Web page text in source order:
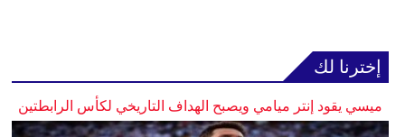
إخترنا لك
ميسي يقود إنتر ميامي ويصبح الهداف التاريخي لكأس الرابطتين